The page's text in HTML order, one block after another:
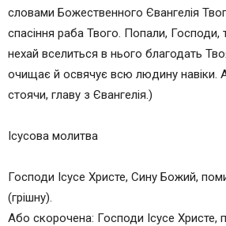
словами Божественного Євангелія
спасіння раба Твого. Попали, Господи,
нехай вселиться в нього благодать
очищає й освячує всю людину навіки.
стоячи, главу з Євангелія.)
Ісусова молитва
Господи Ісусе Христе, Сину Божий,
(грішну).
Або скорочена: Господи Ісусе Христе,